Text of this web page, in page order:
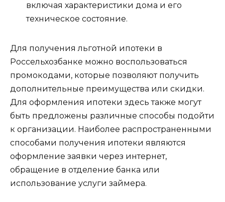
включая характеристики дома и его
техническое состояние.
Для получения льготной ипотеки в
Россельхозбанке можно воспользоваться
промокодами, которые позволяют получить
дополнительные преимущества или скидки.
Для оформления ипотеки здесь также могут
быть предложены различные способы подойти
к организации. Наиболее распространенными
способами получения ипотеки являются
оформление заявки через интернет,
обращение в отделение банка или
использование услуги займера.